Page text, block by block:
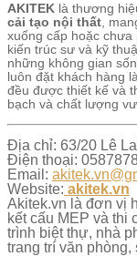
AKITEK là thương
cải tạo nội thất ,
xuống cấp hoặc
kiến trúc sư và kỹ
những không gian
luôn đặt khách hàng
đều được thiết kế và
bạch và chất lượng
Địa chỉ: 63/20 Lê
Điện thoại:
Email:
Website: akitek.vn
Akitek.vn là đơn vị
kết cấu MEP và thi
trình biệt thự, nhà
trang trí văn